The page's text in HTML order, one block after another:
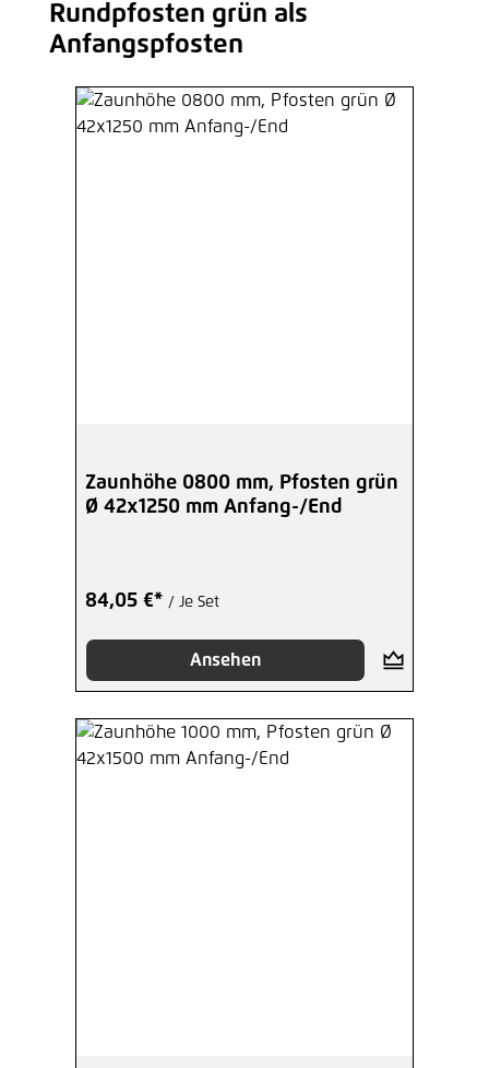
Produktgalerie überspringen
Rundpfosten grün als
Anfangspfosten
Zaunhöhe 0800 mm, Pfosten grün
Ø 42x1250 mm Anfang-/End
84,05 €* / Je Set
Ansehen